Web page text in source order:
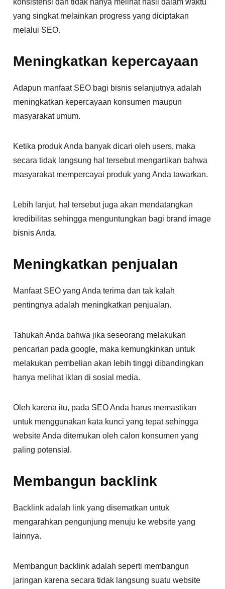
konsistensi dan tidak hanya melihat hasil dalam waktu
yang singkat melainkan progress yang diciptakan
melalui SEO.
Meningkatkan kepercayaan
Adapun manfaat SEO bagi bisnis selanjutnya adalah
meningkatkan kepercayaan konsumen maupun
masyarakat umum.
Ketika produk Anda banyak dicari oleh users, maka
secara tidak langsung hal tersebut mengartikan bahwa
masyarakat mempercayai produk yang Anda tawarkan.
Lebih lanjut, hal tersebut juga akan mendatangkan
kredibilitas sehingga menguntungkan bagi brand image
bisnis Anda.
Meningkatkan penjualan
Manfaat SEO yang Anda terima dan tak kalah
pentingnya adalah meningkatkan penjualan.
Tahukah Anda bahwa jika seseorang melakukan
pencarian pada google, maka kemungkinkan untuk
melakukan pembelian akan lebih tinggi dibandingkan
hanya melihat iklan di sosial media.
Oleh karena itu, pada SEO Anda harus memastikan
untuk menggunakan kata kunci yang tepat sehingga
website Anda ditemukan oleh calon konsumen yang
paling potensial.
Membangun backlink
Backlink adalah link yang disematkan untuk
mengarahkan pengunjung menuju ke website yang
lainnya.
Membangun backlink adalah seperti membangun
jaringan karena secara tidak langsung suatu website